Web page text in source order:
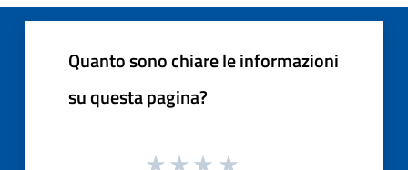
Quanto sono chiare le informazioni
su questa pagina?